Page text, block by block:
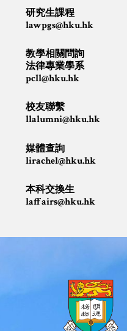
研究生課程
lawpgs@hku.hk
教學相關問詢
法律專業學系
pcll@hku.hk
校友聯繫
llalumni@hku.hk
媒體查詢
lirachel@hku.hk
本科交換生
laffairs@hku.hk